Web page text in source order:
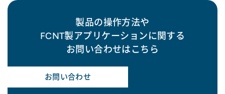
製品の操作方法や
FCNT製アプリケーションに関する
お問い合わせはこちら
お問い合わせ